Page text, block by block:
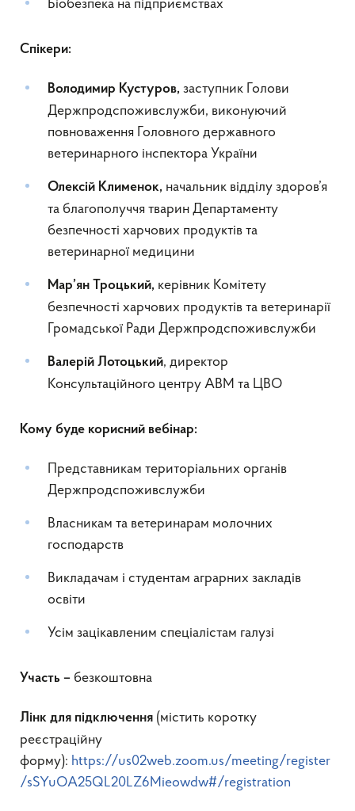
Біобезпека на підприємствах
Спікери:
Володимир Кустуров, заступник Голови
Держпродспоживслужби, виконуючий
повноваження Головного державного
ветеринарного інспектора України
Олексій Клименок, начальник відділу здоров’я
та благополуччя тварин Департаменту
безпечності харчових продуктів та
ветеринарної медицини
Мар’ян Троцький, керівник Комітету
безпечності харчових продуктів та ветеринарії
Громадської Ради Держпродспоживслужби
Валерій Лотоцький, директор
Консультаційного центру АВМ та ЦВО
Кому буде корисний вебінар:
Представникам територіальних органів
Держпродспоживслужби
Власникам та ветеринарам молочних
господарств
Викладачам і студентам аграрних закладів
освіти
Усім зацікавленим спеціалістам галузі
Участь – безкоштовна
Лінк для підключення (містить коротку
реєстраційну
форму): https://us02web.zoom.us/meeting/register
/sSYuOA25QL20LZ6Mieowdw#/registration